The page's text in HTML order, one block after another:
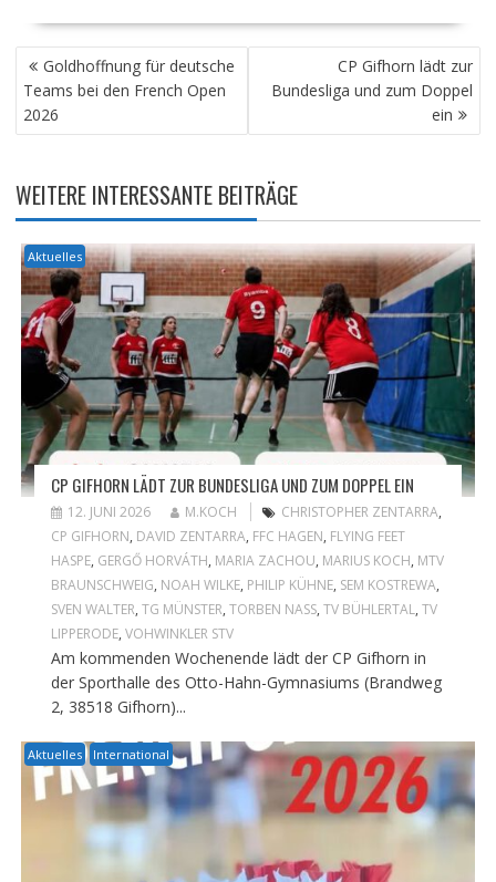
BEITRAGSNAVIGATION
Goldhoffnung für deutsche
Teams bei den French Open
2026
CP Gifhorn lädt zur
Bundesliga und zum Doppel
ein
WEITERE INTERESSANTE BEITRÄGE
Aktuelles
CP GIFHORN LÄDT ZUR BUNDESLIGA UND ZUM DOPPEL EIN
12. JUNI 2026 M.KOCH CHRISTOPHER ZENTARRA,
CP GIFHORN, DAVID ZENTARRA, FFC HAGEN, FLYING FEET
HASPE, GERGŐ HORVÁTH, MARIA ZACHOU, MARIUS KOCH, MTV
BRAUNSCHWEIG, NOAH WILKE, PHILIP KÜHNE, SEM KOSTREWA,
SVEN WALTER, TG MÜNSTER, TORBEN NASS, TV BÜHLERTAL, TV
LIPPERODE, VOHWINKLER STV
Am kommenden Wochenende lädt der CP Gifhorn in
der Sporthalle des Otto-Hahn-Gymnasiums (Brandweg
2, 38518 Gifhorn)...
Aktuelles International